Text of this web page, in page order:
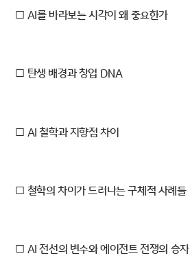
□ AI를 바라보는 시각이 왜 중요한가
□ 탄생 배경과 창업 DNA
□ AI 철학과 지향점 차이
□ 철학의 차이가 드러나는 구체적 사례들
□ AI 전선의 변수와 에이전트 전쟁의 승자